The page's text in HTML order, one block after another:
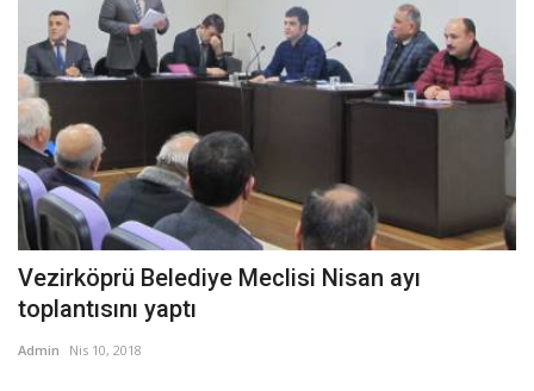
Vezirköprü Belediye Meclisi Nisan ayı
toplantısını yaptı
Admin Nis 10, 2018